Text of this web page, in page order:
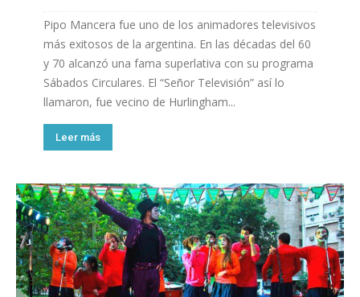
Pipo Mancera fue uno de los animadores televisivos
más exitosos de la argentina. En las décadas del 60
y 70 alcanzó una fama superlativa con su programa
Sábados Circulares. El “Señor Televisión” así lo
llamaron, fue vecino de Hurlingham...
Leer más